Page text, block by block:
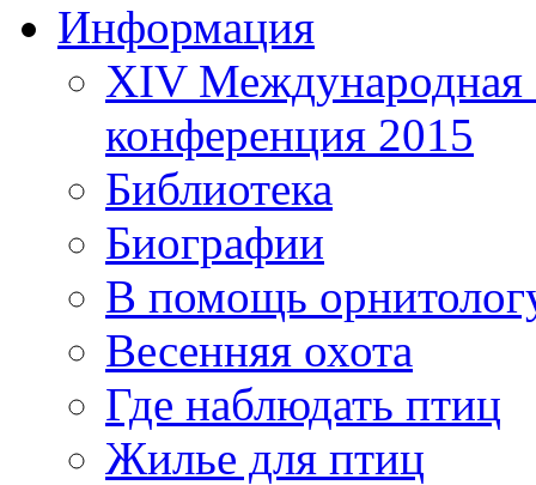
Информация
XIV Международная
конференция 2015
Библиотека
Биографии
В помощь
Весенняя охота
Где наблюдать птиц
Жилье для птиц